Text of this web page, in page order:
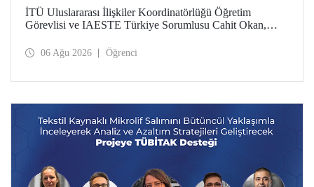
İTÜ Uluslararası İlişkiler Koordinatörlüğü Öğretim
Görevlisi ve IAESTE Türkiye Sorumlusu Cahit Okan,
Temmuz tarihlerinde ABD’de dünyanın önde gelen
06 Ağu 2026 Öğrenci